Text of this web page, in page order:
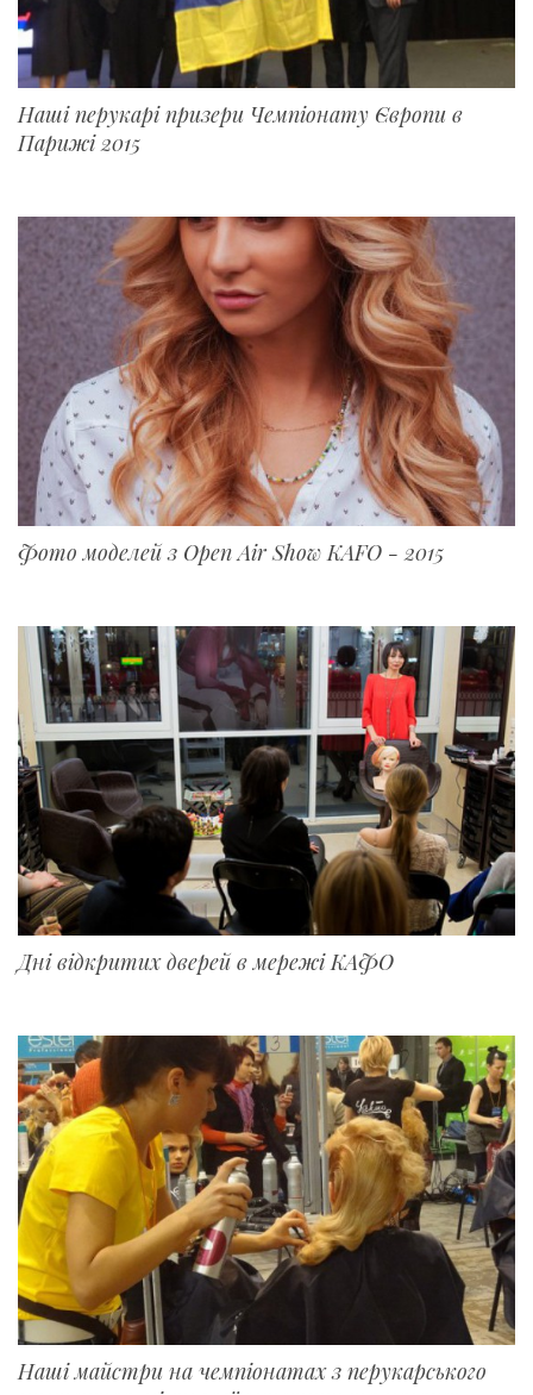
Наші перукарі призери Чемпіонату Європи в
Парижі 2015
Фото моделей з Open Air Show KAFO - 2015
Дні відкритих дверей в мережі КАФО
Наші майстри на чемпіонатах з перукарського